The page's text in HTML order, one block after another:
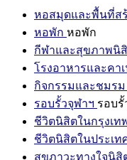
หอสมุดและพื้นที่ส
หอพัก หอพัก
กีฬาและสุขภาพนิ
โรงอาหารและคาเ
กิจกรรมและชมรม
รอบรั้วจุฬาฯ รอบรั้
ชีวิตนิสิตในกรุงเท
ชีวิตนิสิตในประเท
สุขภาวะทางใจนิสิ